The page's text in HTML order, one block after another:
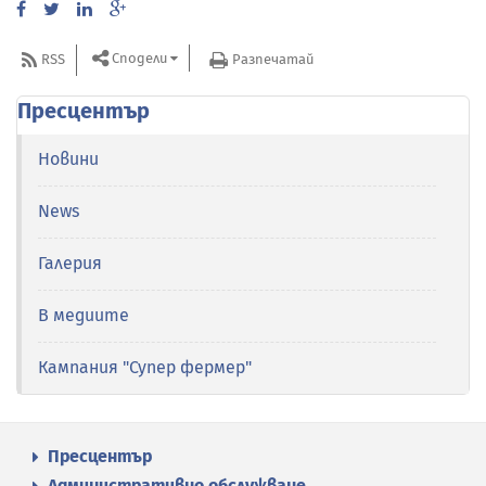
RSS Сподели Разпечатай
Пресцентър
Новини
News
Галерия
В медиите
Кампания "Супер фермер"
Пресцентър